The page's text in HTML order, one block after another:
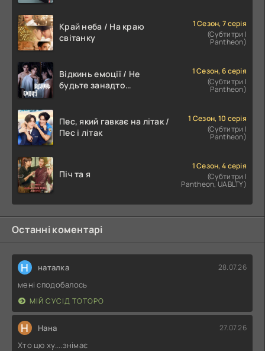
Край неба / На краю
світанку
1 Сезон, 7 серія
(Субтитри |
Pantheon)
Відкинь емоції / Не
будьте занадто
1 Сезон, 6 серія
(Субтитри |
Pantheon)
Пес, який гавкає на літак /
Пес і літак
1 Сезон, 10 серія
(Субтитри |
Pantheon)
Піч та я
1 Сезон, 4 серія
(Субтитри |
Pantheon, UABLTY)
Останні коментарі
Н наталка 28.07.26
мені сподобалось
МІЙ СУСІД ТОТОРО
Н Нана 27.07.26
Хто цю ху....знімає